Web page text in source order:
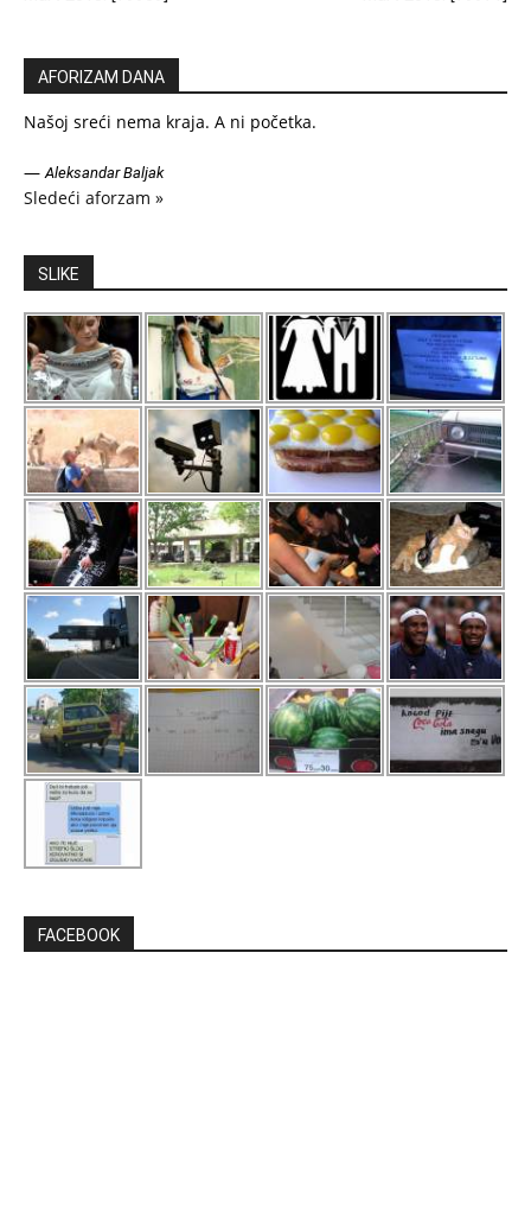
AFORIZAM DANA
Našoj sreći nema kraja. A ni početka.
—Aleksandar Baljak
Sledeći aforzam »
SLIKE
FACEBOOK